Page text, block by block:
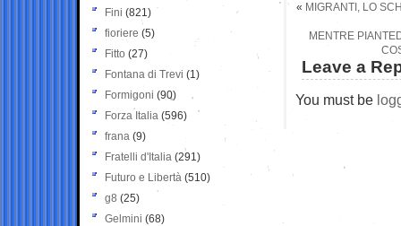
« MIGRANTI, LO
MENTRE
Leave a
You must be
Fini (821)
fioriere (5)
Fitto (27)
Fontana di Trevi (1)
Formigoni (90)
Forza Italia (596)
frana (9)
Fratelli d'Italia (291)
Futuro e Libertà (510)
g8 (25)
Gelmini (68)